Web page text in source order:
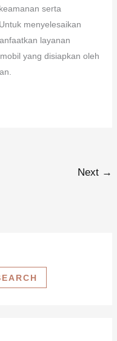
serta
menyelesaikan
layanan
yang disiapkan oleh
Next →